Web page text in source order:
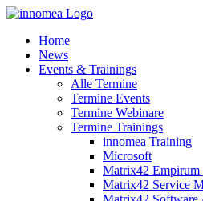
Zum
springenHome
News
Events & Trainings
Alle Termine
Termine Events
Termine Webinare
Termine Trainings
innomea Training
Microsoft
Matrix42
Matrix42 Service